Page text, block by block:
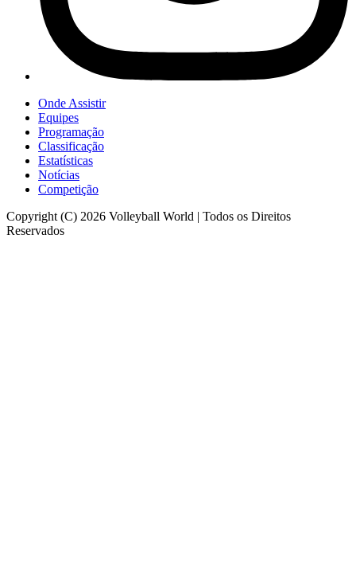
Onde Assistir
Equipes
Programação
Classificação
Estatísticas
Notícias
Competição
Copyright (C) 2026 Volleyball World | Todos os Direitos
Reservados